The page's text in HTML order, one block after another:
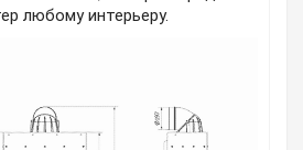
любому интерьеру.